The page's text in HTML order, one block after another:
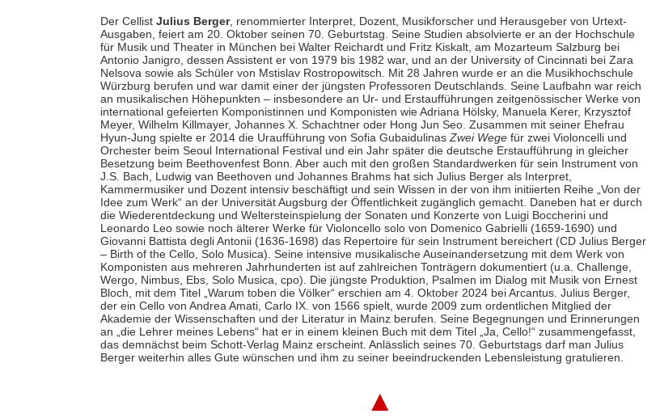
Der Cellist Julius Berger, renommierter Interpret, Dozent, Musikforscher und Herausgeber von Urtext-
Ausgaben, feiert am 20. Oktober seinen 70. Geburtstag. Seine Studien absolvierte er an der Hochschule
für Musik und Theater in München bei Walter Reichardt und Fritz Kiskalt, am Mozarteum Salzburg bei
Antonio Janigro, dessen Assistent er von 1979 bis 1982 war, und an der University of Cincinnati bei Zara
Nelsova sowie als Schüler von Mstislav Rostropowitsch. Mit 28 Jahren wurde er an die Musikhochschule
Würzburg berufen und war damit einer der jüngsten Professoren Deutschlands. Seine Laufbahn war reich
an musikalischen Höhepunkten – insbesondere an Ur- und Erstaufführungen zeitgenössischer Werke von
international gefeierten Komponistinnen und Komponisten wie Adriana Hölsky, Manuela Kerer, Krzysztof
Meyer, Wilhelm Killmayer, Johannes X. Schachtner oder Hong Jun Seo. Zusammen mit seiner Ehefrau
Hyun-Jung spielte er 2014 die Uraufführung von Sofia Gubaidulinas Zwei Wegefür zwei Violoncelli und
Orchester beim Seoul International Festival und ein Jahr später die deutsche Erstaufführung in gleicher
Besetzung beim Beethovenfest Bonn. Aber auch mit den großen Standardwerken für sein Instrument von
J.S. Bach, Ludwig van Beethoven und Johannes Brahms hat sich Julius Berger als Interpret,
Kammermusiker und Dozent intensiv beschäftigt und sein Wissen in der von ihm initiierten Reihe „Von der
Idee zum Werk“ an der Universität Augsburg der Öffentlichkeit zugänglich gemacht. Daneben hat er durch
die Wiederentdeckung und Weltersteinspielung der Sonaten und Konzerte von Luigi Boccherini und
Leonardo Leo sowie noch älterer Werke für Violoncello solo von Domenico Gabrielli (1659-1690) und
Giovanni Battista degli Antonii (1636-1698) das Repertoire für sein Instrument bereichert (CD Julius Berger
– Birth of the Cello, Solo Musica). Seine intensive musikalische Auseinandersetzung mit dem Werk von
Komponisten aus mehreren Jahrhunderten ist auf zahlreichen Tonträgern dokumentiert (u.a. Challenge,
Wergo, Nimbus, Ebs, Solo Musica, cpo). Die jüngste Produktion, Psalmen im Dialog mit Musik von Ernest
Bloch, mit dem Titel „Warum toben die Völker“ erschien am 4. Oktober 2024 bei Arcantus. Julius Berger,
der ein Cello von Andrea Amati, Carlo IX. von 1566 spielt, wurde 2009 zum ordentlichen Mitglied der
Akademie der Wissenschaften und der Literatur in Mainz berufen. Seine Begegnungen und Erinnerungen
an „die Lehrer meines Lebens“ hat er in einem kleinen Buch mit dem Titel „Ja, Cello!“ zusammengefasst,
das demnächst beim Schott-Verlag Mainz erscheint. Anlässlich seines 70. Geburtstags darf man Julius
Berger weiterhin alles Gute wünschen und ihm zu seiner beeindruckenden Lebensleistung gratulieren.
▲